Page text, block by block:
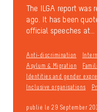
The ILGA report was
ago. It has been
official speeches at...
Anti-discrimination
Asylum & Migration
Identities and gender
Inclusive organisations
publié le 29 September